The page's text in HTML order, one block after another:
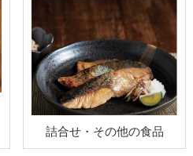
詰合せ・その他の食品